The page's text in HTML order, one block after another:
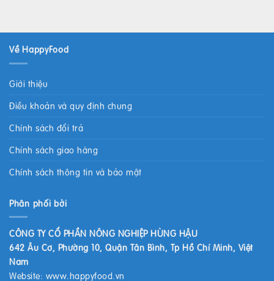
Về HappyFood
Giới thiệu
Điều khoản và quy định chung
Chính sách đổi trả
Chính sách giao hàng
Chính sách thông tin và bảo mật
Phân phối bởi
CÔNG TY CỔ PHẦN NÔNG NGHIỆP HÙNG HẬU
642 Âu Cơ, Phường 10, Quận Tân Bình, Tp Hồ Chí Minh, Việt
Nam
Website: www.happyfood.vn